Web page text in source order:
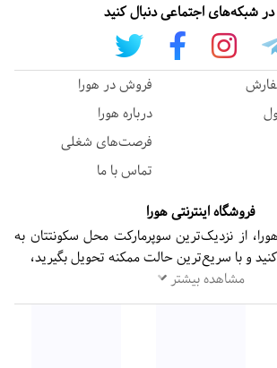
در شبکه‌های اجتماعی دنبال کنید
فروش در هورا
درباره هورا
فرصت‌های شغلی
تماس با ما
فروشگاه اینترنتی هورا
از نزدیک‌ترین سوپرمارکت محل سکونتتان به
و با سریع‌ترین حالت ممکنه تحویل بگیرید،
مشاهده بیشتر